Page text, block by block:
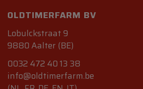
Benzine systeem: 1 Solex carb.
Overbrenging: aan de
Maximum vermogen: 100 pk
Maximum koppel: 157 Nm bij
Topsnelheid : 172 km/h
OLDTIMERFARM BV
Lobulckstraat 9
9880 Aalter (BE)
0032 472 40 13 38
info@oldtimerfarm.be